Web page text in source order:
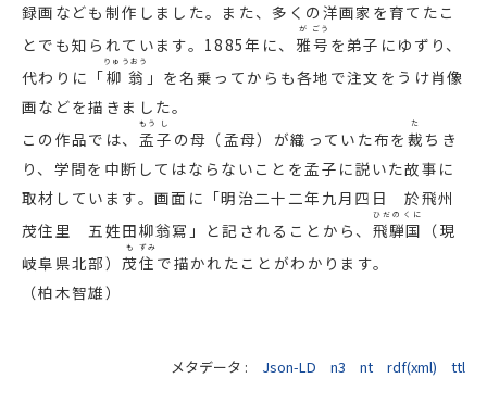
録画なども制作しました。また、多くの洋画家を育てたこ
とでも知られています。1885年に、 雅
が
号
ごう
を弟子にゆずり、
代わりに「柳翁
りゅうおう
」を名乗ってからも各地で注文をうけ肖像
画などを描きました。
この作品では、 孟
もう
子
し
の母（孟母）が織っていた布を 裁
た
ちき
り、学問を中断してはならないことを孟子に説いた故事に
取材しています。画面に「明治二十二年九月四日 於飛州
茂住里 五姓田柳翁寫」と記されることから、 飛騨国
ひだのくに
（現
岐阜県北部）茂
も
住
ずみ
で描かれたことがわかります。
（柏木智雄）
メタデータ : Json-LD n3 nt rdf(xml) ttl